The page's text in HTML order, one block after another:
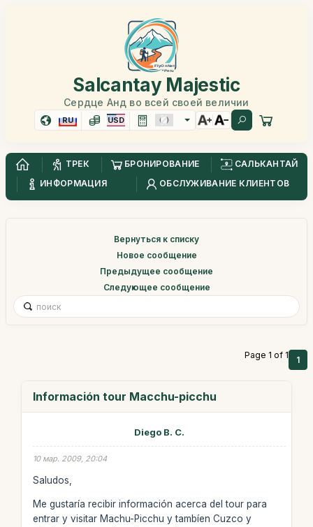
Salcantay Majestic
Сердце Анд во всей своей величии
RU USD
ТРЕК БРОНИРОВАНИЕ
САЛЬКАНТАЙ
ИНФОРМАЦИЯ
ОБСЛУЖИВАНИЕ КЛИЕНТОВ
Вернуться к списку
Новое сообщение
Предыдущее сообщение
Следующее сообщение
Page 1 of 1 1
Información tour Macchu-picchu
Diego B. C.
10 мар. 2009, 20:04
Saludos,
Me gustaría recibir información acerca del tour para
entrar y visitar Machu-Picchu y tambíen Cuzco y